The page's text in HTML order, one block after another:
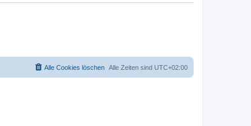
Alle Zeiten sind UTC+02:00
Alle Cookies löschen